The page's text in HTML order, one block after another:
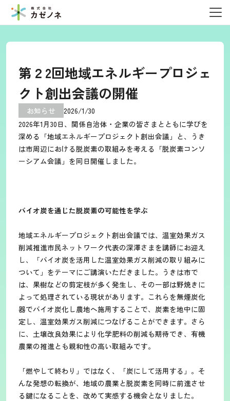
第２2回地域エネルギープロジェ
クト創出会議の開催
お知らせ 2026/1/30
2026年1月30日、関係自治体・企業の皆さまとともに学びを
深める「地域エネルギープロジェクト創出会議」と、うき
は市周辺における脱炭素の取組みを考える「脱炭素コンソ
ーシアム会議」を同日開催しました。
バイオ炭を通じた脱炭素の可能性を学ぶ
地域エネルギープロジェクト創出会議では、温室効果ガス
削減推進市民ネットワーク代表の深澤さまを講師にお迎え
し、「バイオ炭を活用した温室効果ガス削減の取り組みに
ついて」をテーマにご講演いただきました。うきは市で
は、果樹などの剪定枝が多く発生し、その一部は野焼きに
よって処理されている現状があります。これらを無煙炭化
器でバイオ炭化し農地へ施用することで、炭素を地中に固
定し、温室効果ガス削減につなげることができます。さら
に、土壌改良効果により化学肥料の削減も期待でき、有機
農業の推進とも親和性の高い取組みです。
「燃やして終わり」ではなく、「炭にして活用する」。そ
んな発想の転換が、地域の農業と脱炭素を同時に前進させ
る鍵になることを、改めて実感する機会となりました。